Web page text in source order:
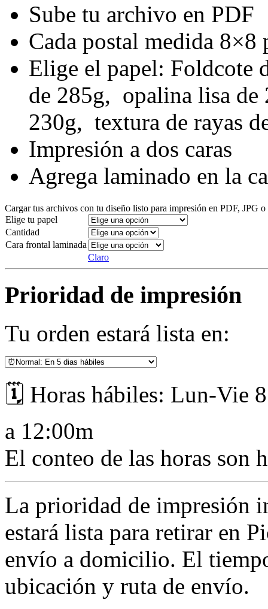
Sube tu archivo en PDF
Cada postal medida 8×8
Elige el papel: Foldcote
de 285g, opalina lisa de
230g, textura de rayas
Impresión a dos caras
Agrega laminado en la
Cargar tus archivos con tu diseño listo para impresión en PDF, JPG
Elige tu papel
Cantidad
Cara frontal laminada
Claro
Prioridad de impresión
Tu orden estará lista en:
🗓️ Horas hábiles: Lun-Vie
a 12:00m
El conteo de las horas son
La prioridad de impresión
estará lista para retirar en
envío a domicilio. El
ubicación y ruta de envío.